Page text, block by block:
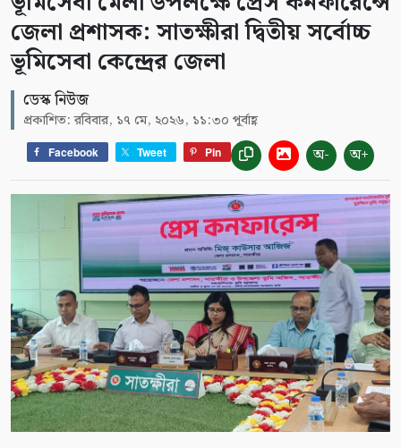
জেলা প্রশাসক: সাতক্ষীরা দ্বিতীয় সর্বোচ্চ
ভূমিসেবা কেন্দ্রের জেলা
ডেস্ক নিউজ
প্রকাশিত: রবিবার, ১৭ মে, ২০২৬, ১১:৩০ পূর্বাহ্ণ
Facebook Tweet Pin অ- অ+